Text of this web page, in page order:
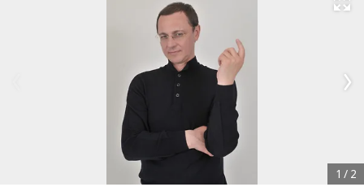
Развернуть
1 / 2